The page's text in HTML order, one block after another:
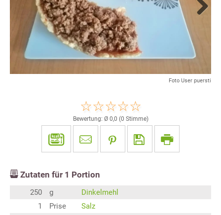
Foto User puersti
Bewertung: Ø 0,0 (0 Stimme)
Zutaten für 1 Portion
250 g
Dinkelmehl
1
Prise
Salz